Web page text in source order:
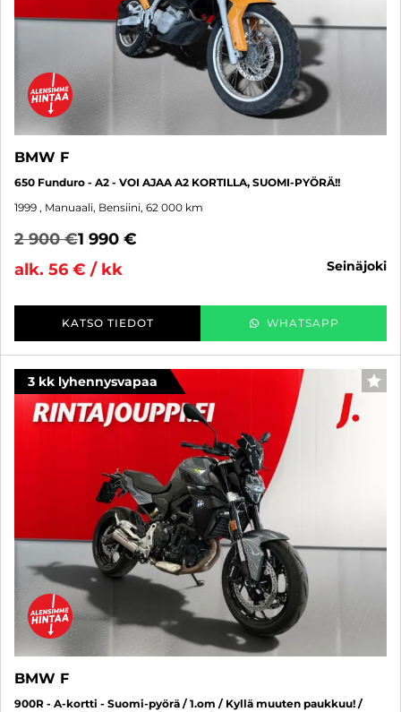
BMW F
650 Funduro - A2 - VOI AJAA A2 KORTILLA, SUOMI-PYÖRÄ!!
1999 , Manuaali, Bensiini, 62 000 km
2 900 €1 990 €
alk. 56 € / kk
seinäjoki
KATSO TIEDOT WHATSAPP
3 kk lyhennysvapaa
BMW F
900R - A-kortti - Suomi-pyörä / 1.om / Kyllä muuten paukkuu! /